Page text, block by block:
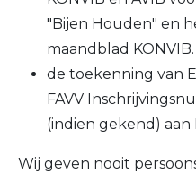
"Bijen Houden" en
maandblad KONVIB.
de toekenning van
FAVV
(indien gekend) aan
Wij geven nooit